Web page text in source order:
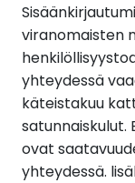
viranomaisten
yhteydessä
käteistakuu
satunnaiskulut.
ovat
yhteydessä.